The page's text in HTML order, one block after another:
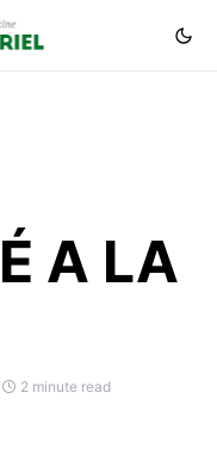
A LA
2 minute read